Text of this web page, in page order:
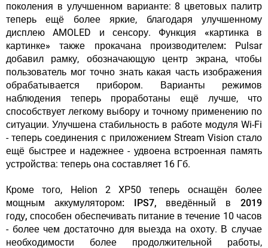
поколения в улучшенном варианте: 8 цветовых палитр
теперь ещё более яркие, благодаря улучшенному
дисплею AMOLED и сенсору. Функция «картинка в
картинке» также прокачана производителем:
Pulsar
добавил рамку, обозначающую центр экрана, чтобы
пользователь мог точно знать какая часть изображения
обрабатывается прибором. Варианты режимов
наблюдения теперь проработаны ещё лучше, что
способствует легкому выбору и точному применению по
ситуации. Улучшена стабильность в работе модуля Wi-Fi
- теперь соединения с приложением Stream Vision стало
ещё быстрее и надежнее - удвоена встроенная память
устройства: теперь она составляет 16 Гб.
Кроме того, Helion 2 XP50теперь оснащён более
мощным аккумулятором: IPS7, введённый в 2019
году, способен обеспечивать питание в течение 10 часов
- более чем достаточно для выезда на охоту. В случае
необходимости более продолжительной работы,